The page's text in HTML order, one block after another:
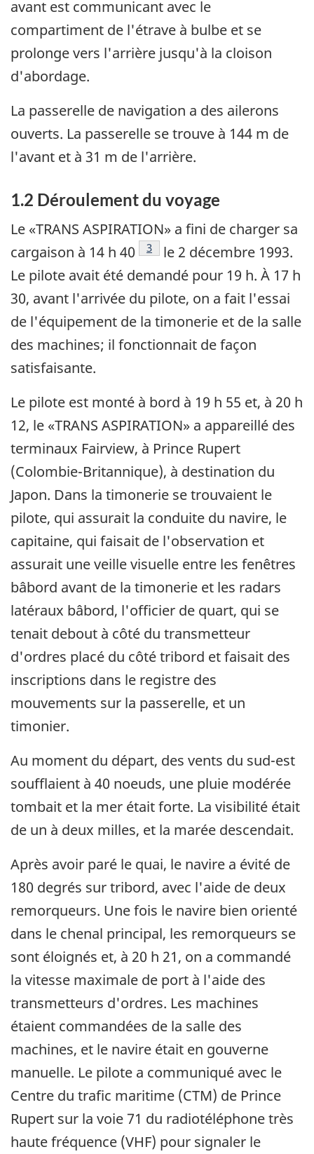
avant est communicant avec le
compartiment de l'étrave à bulbe et se
prolonge vers l'arrière jusqu'à la cloison
d'abordage.
La passerelle de navigation a des ailerons
ouverts. La passerelle se trouve à 144 m de
l'avant et à 31 m de l'arrière.
1.2 Déroulement du voyage
Le «TRANS ASPIRATION» a fini de charger sa
cargaison à 14 h 40
Note de bas de page
3
le 2 décembre 1993.
Le pilote avait été demandé pour 19 h. À 17 h
30, avant l'arrivée du pilote, on a fait l'essai
de l'équipement de la timonerie et de la salle
des machines; il fonctionnait de façon
satisfaisante.
Le pilote est monté à bord à 19 h 55 et, à 20 h
12, le «TRANS ASPIRATION» a appareillé des
terminaux Fairview, à Prince Rupert
(Colombie-Britannique), à destination du
Japon. Dans la timonerie se trouvaient le
pilote, qui assurait la conduite du navire, le
capitaine, qui faisait de l'observation et
assurait une veille visuelle entre les fenêtres
bâbord avant de la timonerie et les radars
latéraux bâbord, l'officier de quart, qui se
tenait debout à côté du transmetteur
d'ordres placé du côté tribord et faisait des
inscriptions dans le registre des
mouvements sur la passerelle, et un
timonier.
Au moment du départ, des vents du sud-est
soufflaient à 40 noeuds, une pluie modérée
tombait et la mer était forte. La visibilité était
de un à deux milles, et la marée descendait.
Après avoir paré le quai, le navire a évité de
180 degrés sur tribord, avec l'aide de deux
remorqueurs. Une fois le navire bien orienté
dans le chenal principal, les remorqueurs se
sont éloignés et, à 20 h 21, on a commandé
la vitesse maximale de port à l'aide des
transmetteurs d'ordres. Les machines
étaient commandées de la salle des
machines, et le navire était en gouverne
manuelle. Le pilote a communiqué avec le
Centre du trafic maritime (CTM) de Prince
Rupert sur la voie 71 du radiotéléphone très
haute fréquence (VHF) pour signaler le